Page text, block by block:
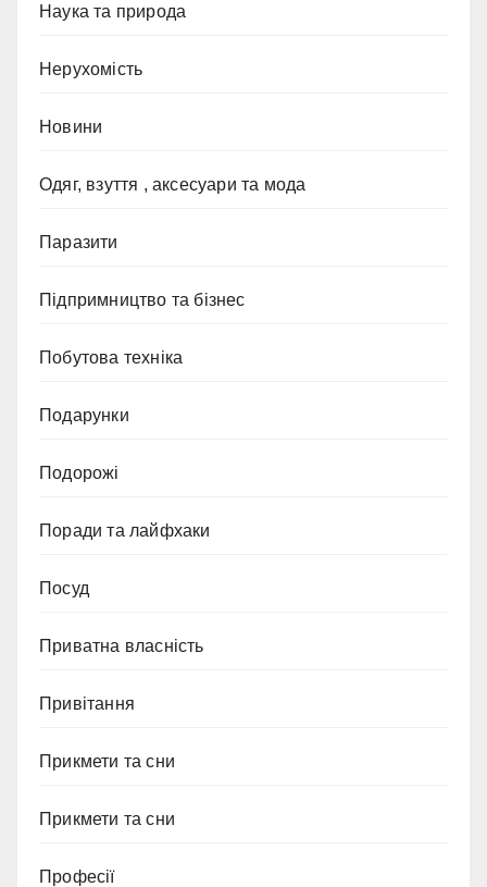
Наука та природа
Нерухомість
Новини
Одяг, взуття , аксесуари та мода
Паразити
Підпримництво та бізнес
Побутова техніка
Подарунки
Подорожі
Поради та лайфхаки
Посуд
Приватна власність
Привітання
Прикмети та сни
Прикмети та сни
Професії